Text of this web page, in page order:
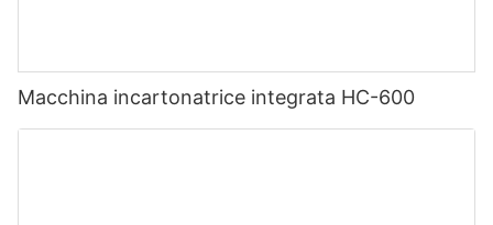
Macchina incartonatrice integrata HC-600